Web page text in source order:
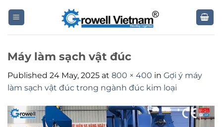
Máy làm sạch vật đúc
Published 24 May, 2025 at 800 × 400 in Gợi ý máy
làm sạch vật đúc trong ngành đúc kim loại